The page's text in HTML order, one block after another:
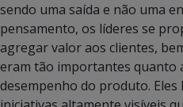
sendo uma saída e não uma
pensamento, os líderes se
agregar valor aos clientes,
eram tão importantes quanto
desempenho do produto. Eles